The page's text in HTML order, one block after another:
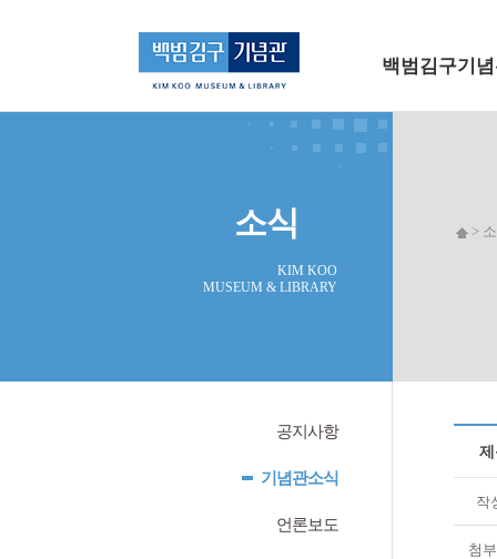
백범김구기
소식
KIM KOO
MUSEUM & LIBRARY
>
공지사항
기념관소식
언론보도
작
첨